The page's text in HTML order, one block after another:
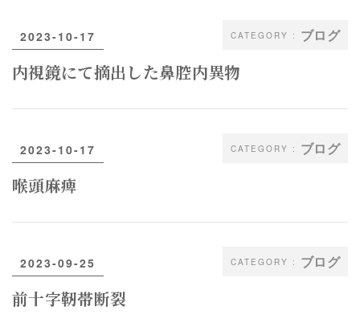
ブログ
2023-10-17
内視鏡にて摘出した鼻腔内異物
ブログ
2023-10-17
喉頭麻痺
ブログ
2023-09-25
前十字靭帯断裂